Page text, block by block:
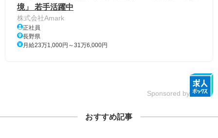
境」 若手活躍中
株式会社Amark
正社員
長野県
月給23万1,000円～31万6,000円
Sponsored by
おすすめ記事